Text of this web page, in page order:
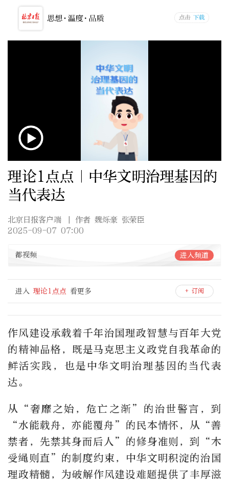
理论1点点｜中华文明治理基因的
当代表达
北京日报客户端
| 作者 魏烁豪 张荣臣
2025-09-07 07:00
都视频 进入频道
进入 理论1点点 看更多 + 订阅
作风建设承载着千年治国理政智慧与百年大党
的精神品格，既是马克思主义政党自我革命的
鲜活实践，也是中华文明治理基因的当代表
达。
从“奢靡之始，危亡之渐”的治世警言，到
“水能载舟，亦能覆舟”的民本情怀，从“善
禁者，先禁其身而后人”的修身准则，到“木
受绳则直”的制度约束，中华文明积淀的治国
理政精髓，为破解作风建设难题提供了丰厚滋